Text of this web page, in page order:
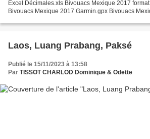
Excel Décimales.xls Bivouacs Mexique 2017 format
Bivouacs Mexique 2017 Garmin.gpx Bivouacs
Laos, Luang Prabang, Paksé
Publié le 15/11/2023 à 13:58
Par TISSOT CHARLOD Dominique & Odette